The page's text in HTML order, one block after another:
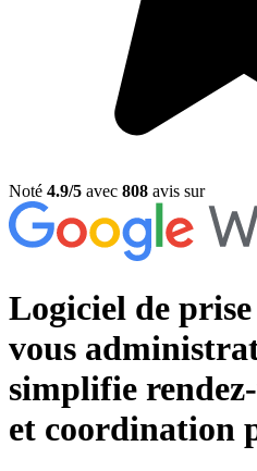
Noté 4.9/5 avec 808 avis sur
Logiciel de
vous
simplifie
et coordination